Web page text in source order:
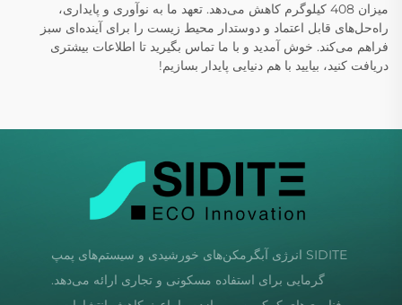
میزان 408 کیلوگرم کاهش می‌دهد. تعهد ما به نوآوری و پایداری،
راه‌حل‌های قابل اعتماد و دوستدار محیط زیست را برای آینده‌ای سبز
فراهم می‌کند. خوش آمدید و با ما تماس بگیرید تا اطلاعات بیشتری
دریافت کنید، بیایید با هم دنیایی پایدار بسازیم!
SIDITE انرژی آبگرمکن‌های خورشیدی و سیستم‌های پمپ
گرمایی برای استفاده مسکونی و تجاری ارائه می‌دهد.